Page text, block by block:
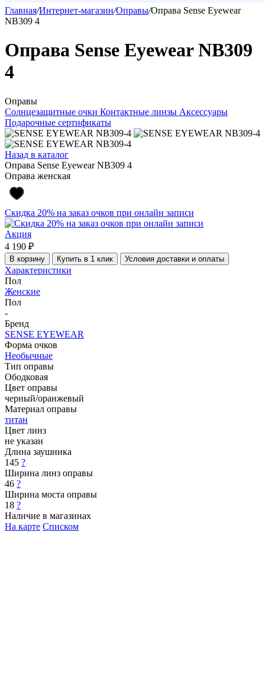
Главная/Интернет-магазин/Оправы/Оправа Sense Eyewear
NB309 4
Оправа Sense Eyewear NB309
4
Оправы
Солнцезащитные очки Контактные линзы Аксессуары
Подарочные сертификаты
Назад в каталог
Оправа Sense Eyewear NB309 4
Оправа женская
Скидка 20% на заказ очков при онлайн записи
Акция
4 190 ₽
В корзину Купить в 1 клик Условия доставки и оплаты
Характеристики
Пол
Женские
Пол
-
Бренд
SENSE EYEWEAR
Форма очков
Необычные
Тип оправы
Ободковая
Цвет оправы
черный/оранжевый
Материал оправы
титан
Цвет линз
не указан
Длина заушника
145 ?
Ширина линз оправы
46 ?
Ширина моста оправы
18 ?
Наличие в магазинах
На карте Списком